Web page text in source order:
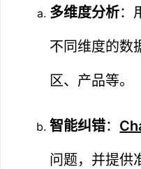
多维度分析：
不同维度的数
区、产品等。
智能纠错：
问题，并提供